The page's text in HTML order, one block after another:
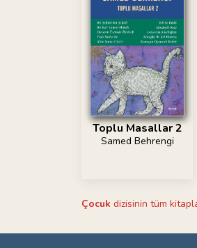
Toplu Masallar 2
Samed Behrengi
Çocuk dizisinin tüm